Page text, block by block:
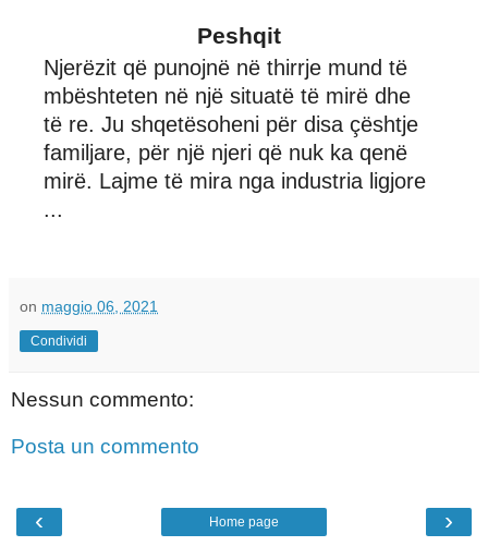
Peshqit
Njerëzit që punojnë në thirrje mund të
mbështeten në një situatë të mirë dhe
të re. Ju shqetësoheni për disa çështje
familjare, për një njeri që nuk ka qenë
mirë. Lajme të mira nga industria ligjore
...
on maggio 06, 2021
Condividi
Nessun commento:
Posta un commento
‹ ›
Home page